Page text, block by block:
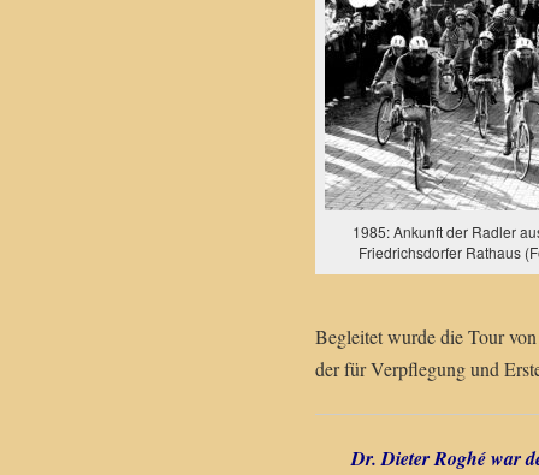
1985: Ankunft der Radler
Friedrichsdorfer Rathaus
Begleitet wurde die Tour
der für Verpflegung und
Dr. Dieter Roghé war